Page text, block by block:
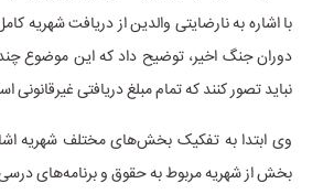
با اشاره به نارضایتی والدین از دریافت شهریه
دوران جنگ اخیر، توضیح داد که این موضوع چند
نباید تصور کنند که تمام مبلغ دریافتی غیرقانونی
وی ابتدا به تفکیک بخش‌های مختلف شهریه
بخش از شهریه مربوط به حقوق و برنامه‌های